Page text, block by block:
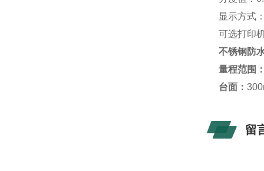
显示方式
可选打印
不锈钢防
量程范围
台面 ：
留